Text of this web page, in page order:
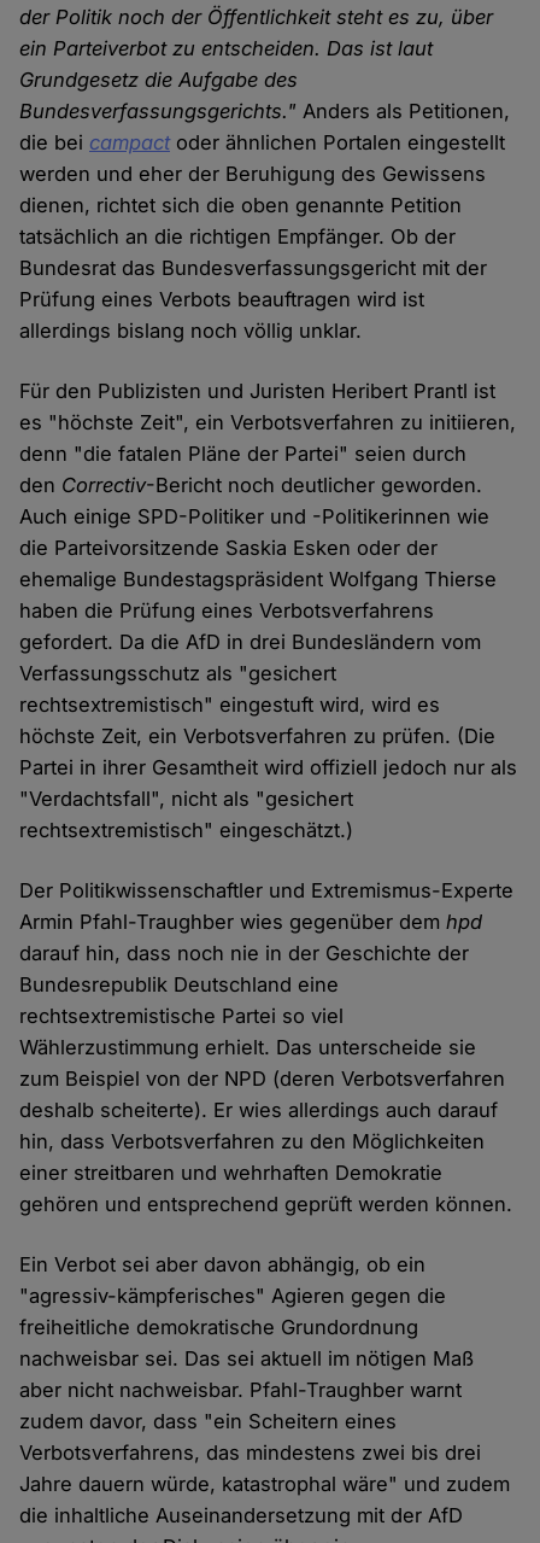
der Politik noch der Öffentlichkeit steht es zu, über
ein Parteiverbot zu entscheiden. Das ist laut
Grundgesetz die Aufgabe des
Bundesverfassungsgerichts." Anders als Petitionen,
die bei campactoder ähnlichen Portalen eingestellt
werden und eher der Beruhigung des Gewissens
dienen, richtet sich die oben genannte Petition
tatsächlich an die richtigen Empfänger. Ob der
Bundesrat das Bundesverfassungsgericht mit der
Prüfung eines Verbots beauftragen wird ist
allerdings bislang noch völlig unklar.
Für den Publizisten und Juristen Heribert Prantl ist
es "höchste Zeit", ein Verbotsverfahren zu initiieren,
denn "die fatalen Pläne der Partei" seien durch
den Correctiv-Bericht noch deutlicher geworden.
Auch einige SPD-Politiker und -Politikerinnen wie
die Parteivorsitzende Saskia Esken oder der
ehemalige Bundestagspräsident Wolfgang Thierse
haben die Prüfung eines Verbotsverfahrens
gefordert. Da die AfD in drei Bundesländern vom
Verfassungsschutz als "gesichert
rechtsextremistisch" eingestuft wird, wird es
höchste Zeit, ein Verbotsverfahren zu prüfen. (Die
Partei in ihrer Gesamtheit wird offiziell jedoch nur als
"Verdachtsfall", nicht als "gesichert
rechtsextremistisch" eingeschätzt.)
Der Politikwissenschaftler und Extremismus-Experte
Armin Pfahl-Traughber wies gegenüber demhpd
darauf hin, dass noch nie in der Geschichte der
Bundesrepublik Deutschland eine
rechtsextremistische Partei so viel
Wählerzustimmung erhielt. Das unterscheide sie
zum Beispiel von der NPD (deren Verbotsverfahren
deshalb scheiterte). Er wies allerdings auch darauf
hin, dass Verbotsverfahren zu den Möglichkeiten
einer streitbaren und wehrhaften Demokratie
gehören und entsprechend geprüft werden können.
Ein Verbot sei aber davon abhängig, ob ein
"agressiv-kämpferisches" Agieren gegen die
freiheitliche demokratische Grundordnung
nachweisbar sei. Das sei aktuell im nötigen Maß
aber nicht nachweisbar. Pfahl-Traughber warnt
zudem davor, dass "ein Scheitern eines
Verbotsverfahrens, das mindestens zwei bis drei
Jahre dauern würde, katastrophal wäre" und zudem
die inhaltliche Auseinandersetzung mit der AfD